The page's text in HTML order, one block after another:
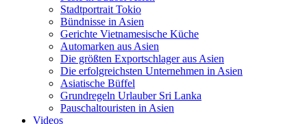
Stadtportrait Tokio
Bündnisse in Asien
Gerichte Vietnamesische Küche
Automarken aus Asien
Die größten Exportschlager aus Asien
Die erfolgreichsten Unternehmen in Asien
Asiatische Büffel
Grundregeln Urlauber Sri Lanka
Pauschaltouristen in Asien
Videos